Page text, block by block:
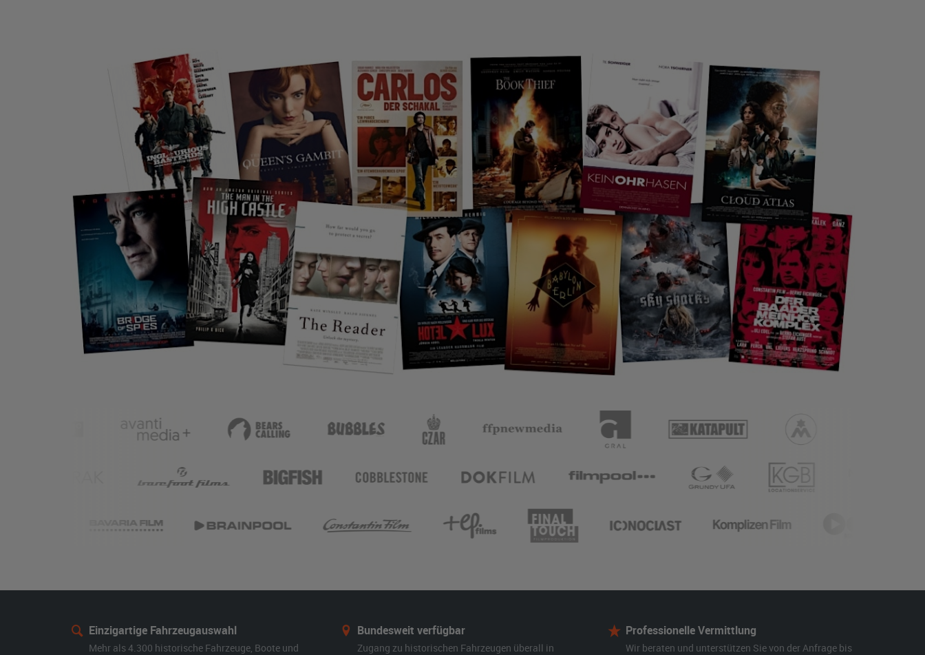
Einzigartige Fahrzeugauswahl
Mehr als 4.300 historische Fahrzeuge, Boote und
Bundesweit verfügbar
Zugang zu historischen Fahrzeugen überall in
Professionelle Vermittlung
Wir beraten und unterstützen Sie von der Anfrage bis